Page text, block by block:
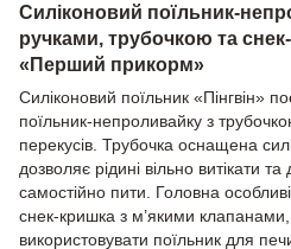
Силіконовий поїльник-
ручками, трубочкою та
«Перший прикорм»
Силіконовий поїльник «Пінгвін»
поїльник-непроливайку з
перекусів. Трубочка оснащена
дозволяє рідині вільно витікати
самостійно пити. Головна
снек-кришка з м’якими
використовувати поїльник для